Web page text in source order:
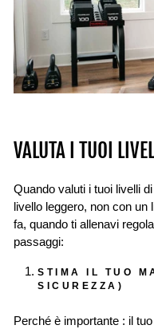
VALUTA I TUOI
Quando valuti i tuoi livelli
livello leggero, non con
fa, quando ti allenavi
passaggi:
STIMA IL TUO
SICUREZZA)
Perché è importante : il